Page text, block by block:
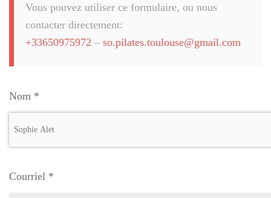
Vous pouvez utiliser ce formulaire, ou nous
contacter directement:
+33650975972 – so.pilates.toulouse@gmail.com
Nom *
Courriel *